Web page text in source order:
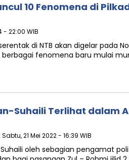
10 Fenomena di
- 22:00 WIB
serentak di NTB akan digelar pada
fenomena baru mulai
Suhaili Terlihat dalam
| Sabtu, 21 Mei 2022 - 16:39 WIB
oleh sebagian pengamat